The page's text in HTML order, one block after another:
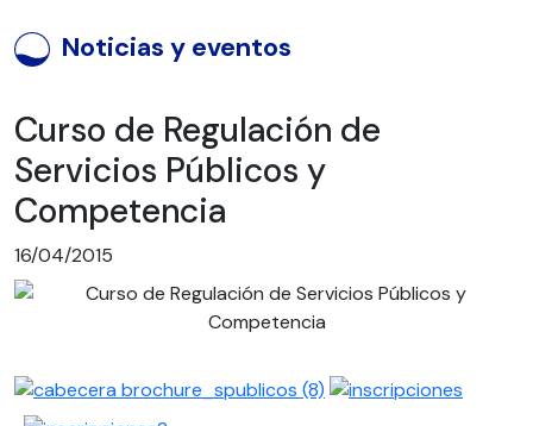
Noticias y eventos
Curso de Regulación de
Servicios Públicos y
Competencia
16/04/2015